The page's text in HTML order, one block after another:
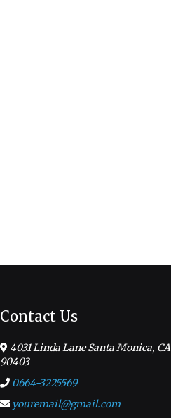
Contact Us
4031 Linda Lane Santa Monica, CA
90403
0664-3225569
youremail@gmail.com